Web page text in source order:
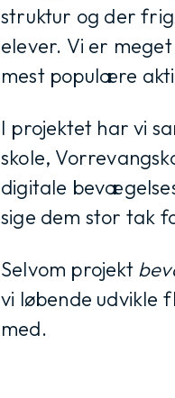
struktur og der
elever. Vi er
mest populære
I projektet har vi
skole,
digitale
sige dem stor tak
Selvom projekt
vi løbende udvikle
med.